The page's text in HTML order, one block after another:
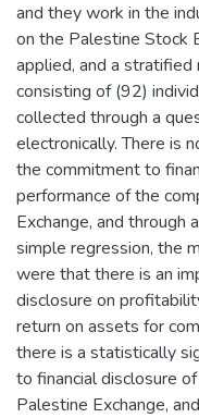
and they work in the
on the Palestine Stock
applied, and a
consisting of (92)
collected through a
electronically. There is
the commitment to
performance of the
Exchange, and through
simple regression, the
were that there is an
disclosure on
return on assets for
there is a statistically
to financial disclosure
Palestine Exchange,